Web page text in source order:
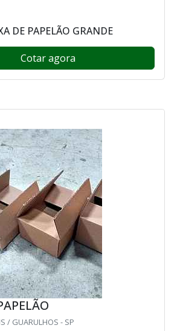
DE PAPELÃO GRANDE
Cotar agora
/ GUARULHOS - SP